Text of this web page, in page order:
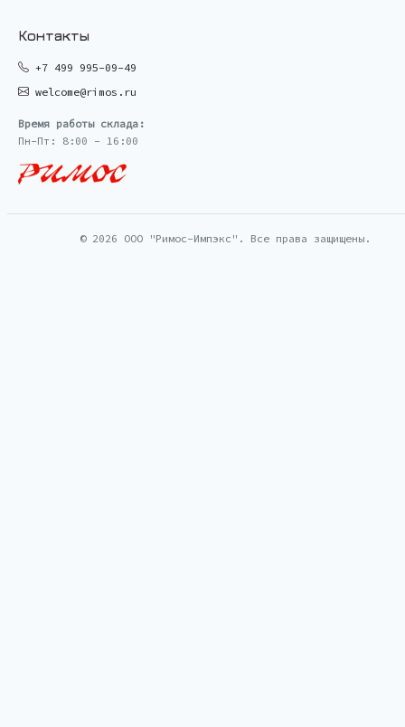
Контакты
+7 499 995-09-49
welcome@rimos.ru
Время работы склада:
Пн-Пт: 8:00 - 16:00
© 2026 ООО "Римос-Импэкс". Все права защищены.